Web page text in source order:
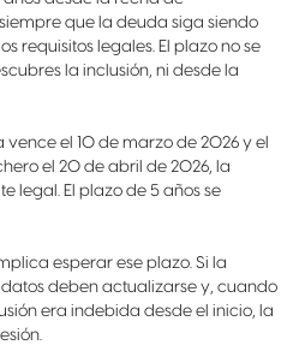
que la deuda siga siendo
requisitos legales. El plazo no se
la inclusión, ni desde la
el 10 de marzo de 2026 y el
el 20 de abril de 2026, la
legal. El plazo de 5 años se
esperar ese plazo. Si la
deben actualizarse y, cuando
era indebida desde el inicio, la